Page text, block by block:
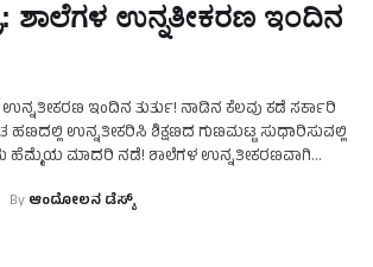
ಶಾಲೆಗಳ ಉನ್ನತೀಕರಣ ಇಂದಿನ
ಇಂದಿನ ತುರ್ತು! ನಾಡಿನ ಕೆಲವು ಕಡೆ ಸರ್ಕಾರಿ
ಹಣದಲ್ಲಿ ಉನ್ನತೀಕರಿಸಿ ಶಿಕ್ಷಣದ ಗುಣಮಟ್ಟ ಸುಧಾರಿಸುವಲ್ಲಿ
ಹೆಮ್ಮೆಯ ಮಾದರಿ ನಡೆ! ಶಾಲೆಗಳ ಉನ್ನತೀಕರಣವಾಗಿ
By ಆಂದೋಲನ ಡೆಸ್ಕ್